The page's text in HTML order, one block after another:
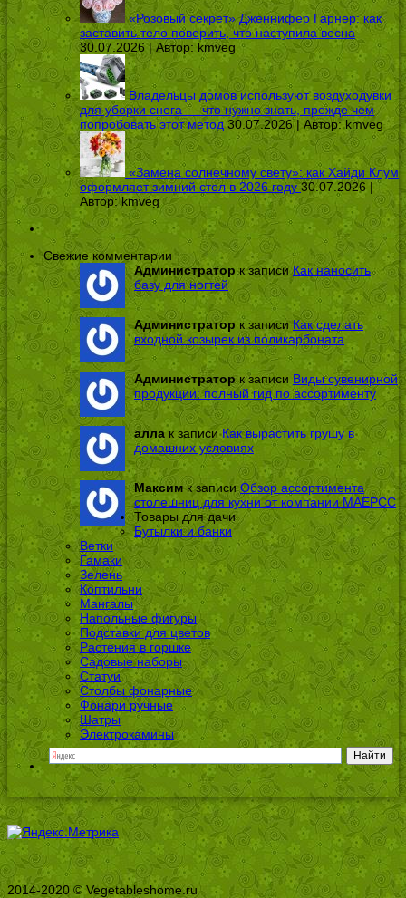
«Розовый секрет» Дженнифер Гарнер: как
заставить тело поверить, что наступила весна
30.07.2026 | Автор: kmveg
Владельцы домов используют воздуходувки
для уборки снега — что нужно знать, прежде чем
попробовать этот метод 30.07.2026 | Автор:kmveg
«Замена солнечному свету»: как Хайди Клум
оформляет зимний стол в 2026 году 30.07.2026 |
Автор:kmveg
Свежие комментарии
Администраторк записиКак наносить
базу для ногтей
Администратор к записиКак сделать
входной козырек из поликарбоната
Администраторк записи Виды сувенирной
продукции: полный гид по ассортименту
аллак записиКак вырастить грушу в
домашних условиях
Максимк записиОбзор ассортимента
столешниц для кухни от компании МАЕРСС
Товары для дачи
Бутылки и банки
Ветки
Гамаки
Зелень
Коптильни
Мангалы
Напольные фигуры
Подставки для цветов
Растения в горшке
Садовые наборы
Статуи
Столбы фонарные
Фонари ручные
Шатры
Электрокамины
2014-2020 © Vegetableshome.ru